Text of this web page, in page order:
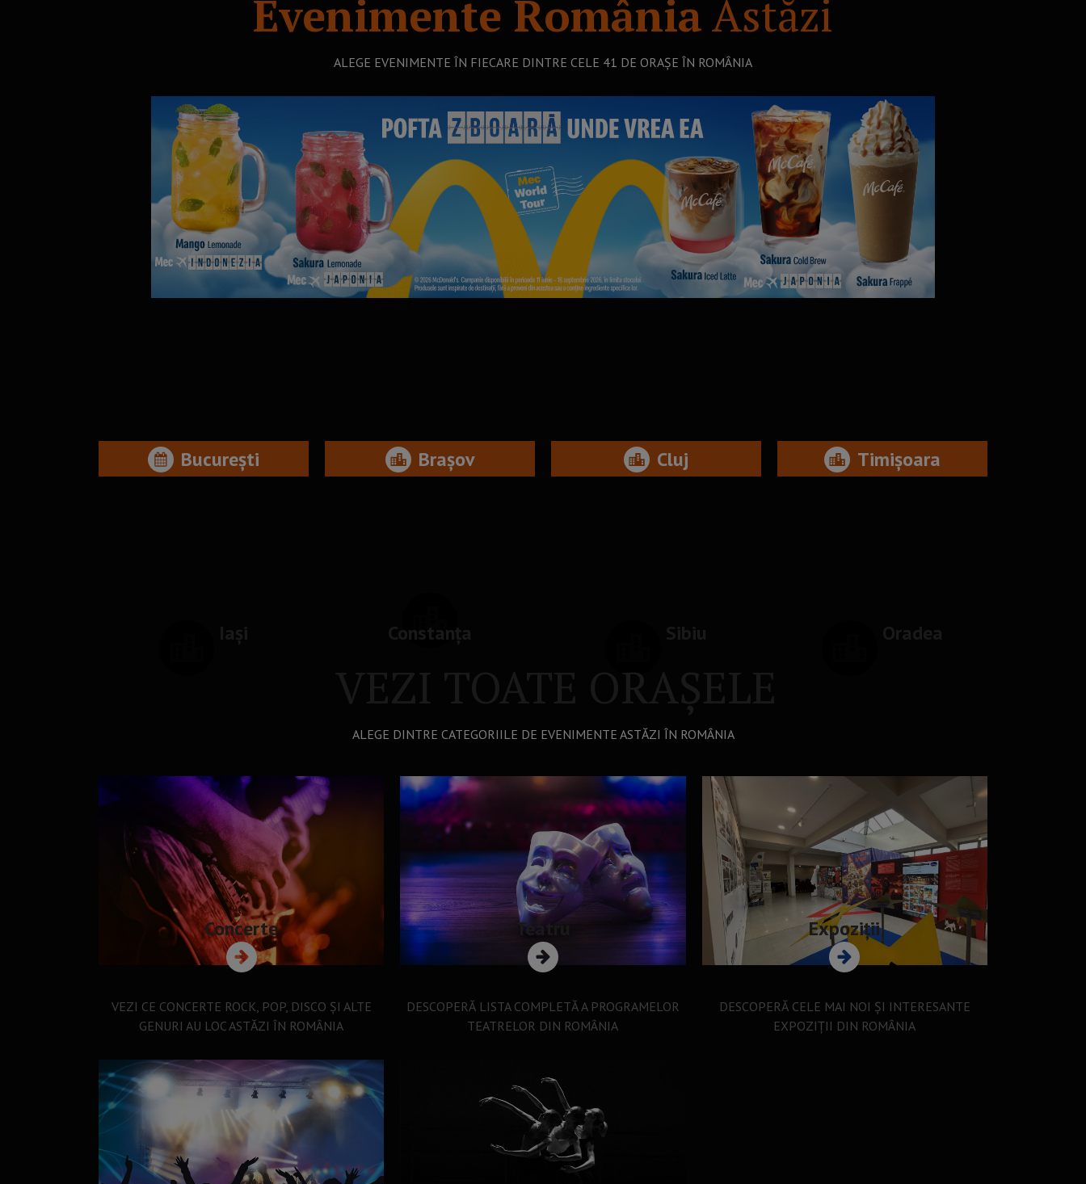
Evenimente RomâniaAstăzi
ALEGE EVENIMENTE ÎN FIECARE DINTRE CELE 41 DE ORAȘE ÎN ROMÂNIA
București Brașov Cluj Timișoara
Constanța
VEZI TOATE ORAȘELE
ALEGE DINTRE CATEGORIILE DE EVENIMENTE ASTĂZI ÎN ROMÂNIA
Concerte
VEZI CE CONCERTE ROCK, POP, DISCO ȘI ALTE
GENURI AU LOC ASTĂZI ÎN ROMÂNIA
Teatru
DESCOPERĂ LISTA COMPLETĂ A PROGRAMELOR
TEATRELOR DIN ROMÂNIA
Expoziții
DESCOPERĂ CELE MAI NOI ȘI INTERESANTE
EXPOZIȚII DIN ROMÂNIA